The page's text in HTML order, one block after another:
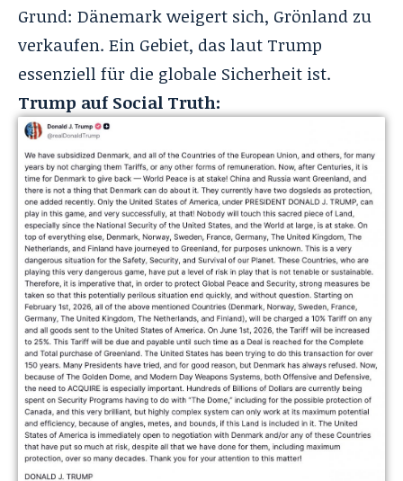
Grund: Dänemark weigert sich, Grönland zu
verkaufen. Ein Gebiet, das laut Trump
essenziell für die globale Sicherheit ist.
Trump auf Social Truth: